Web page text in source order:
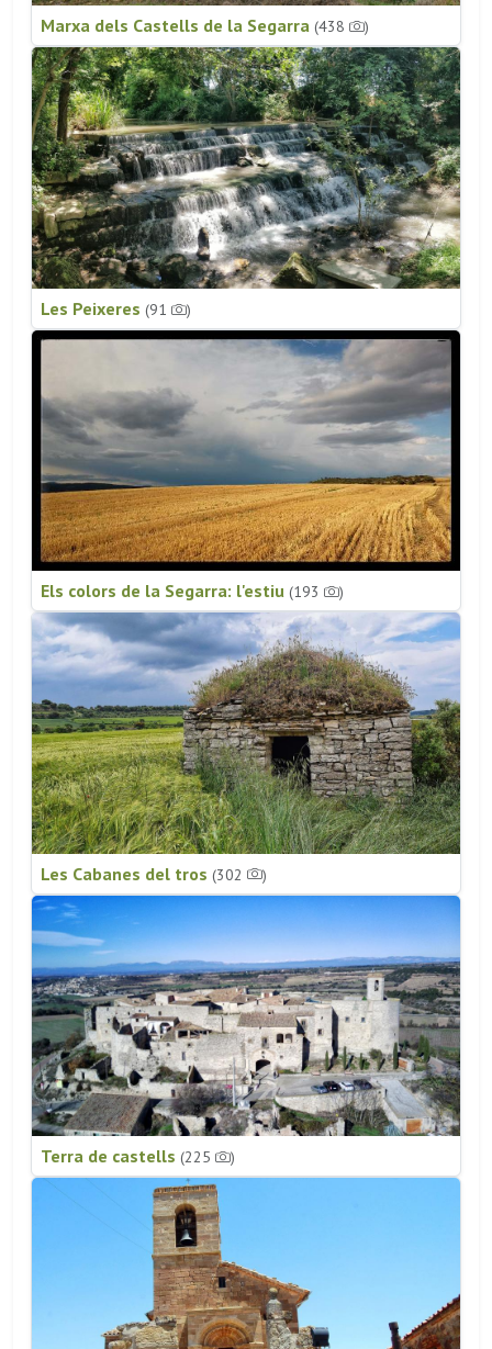
Marxa dels Castells de la Segarra (438 )
Les Peixeres (91 )
Els colors de la Segarra: l'estiu (193 )
Les Cabanes del tros (302 )
Terra de castells (225 )